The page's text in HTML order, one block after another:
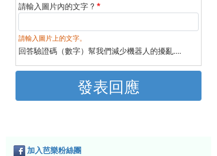
請輸入圖片內的文字 ?
請輸入圖片上的文字。
回答驗證碼（數字）幫我們減少機器人的擾亂....
加入芭樂粉絲團